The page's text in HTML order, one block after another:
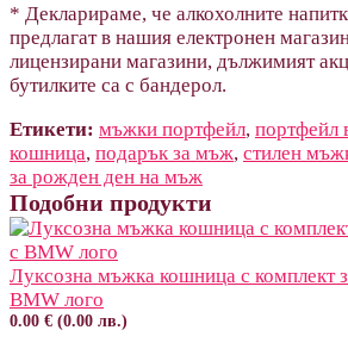
* Декларираме, че алкохолните
предлагат в нашия електронен
лицензирани магазини, дължимият
бутилките са с бандерол.
Етикети: мъжки портфейл, портфейл
кошница, подарък за мъж, стилен
за рожден ден на мъж
Подобни продукти
Луксозна мъжка кошница с комплект
BMW лого
0.00 € (0.00 лв.)